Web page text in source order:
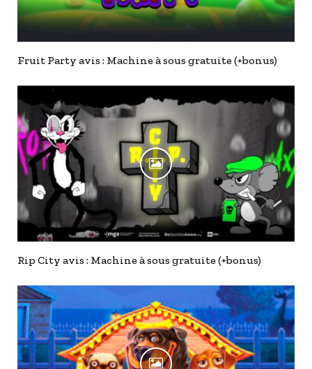
Fruit Party avis : Machine à sous gratuite (+bonus)
Rip City avis : Machine à sous gratuite (+bonus)